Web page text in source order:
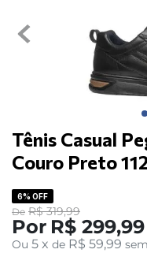
Tênis Casual
Couro Preto
6% OFF
De R$ 319,99
Por R$ 299,99
Ou 5 x de R$ 59,99